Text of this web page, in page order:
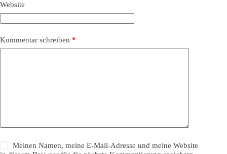
Website
Kommentar schreiben *
Meinen Namen, meine E-Mail-Adresse und meine Website